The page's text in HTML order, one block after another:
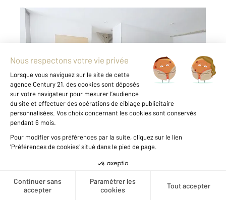
Créer une alerte
CHALONS EN CHAMPAGNE 51
Ref : 7956
Appartement F4 à vendre
126 000 €
Dans le cœur de Châlons-en-Champagne, à
quelques minutes à pied des transports en
commun et des établissements
d'enseignement, se trouve un appartement de
4 pièces entièrement refait à neuf. Avec une
surface habitable de 73 mètres carrés, cet